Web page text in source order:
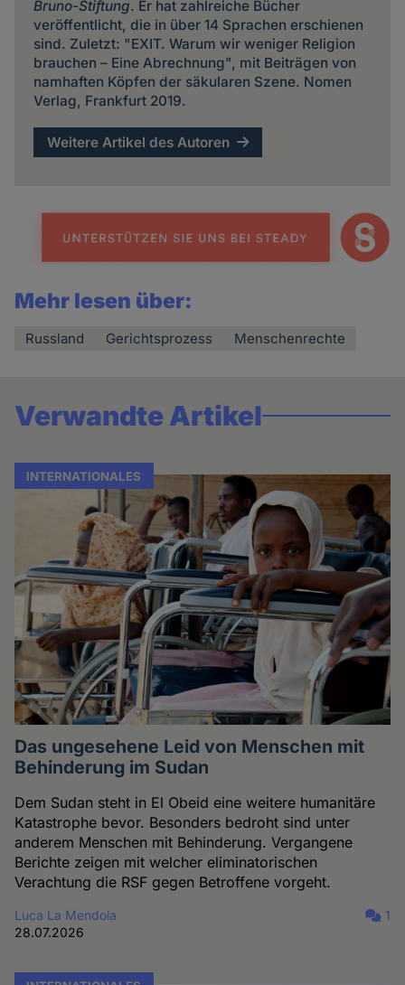
Bruno-Stiftung. Er hat zahlreiche Bücher
veröffentlicht, die in über 14 Sprachen erschienen
sind. Zuletzt: "EXIT. Warum wir weniger Religion
brauchen – Eine Abrechnung", mit Beiträgen von
namhaften Köpfen der säkularen Szene. Nomen
Verlag, Frankfurt 2019.
Weitere Artikel des Autoren
Mehr lesen über:
Russland Gerichtsprozess Menschenrechte
Verwandte Artikel
INTERNATIONALES
Das ungesehene Leid von Menschen mit
Behinderung im Sudan
Dem Sudan steht in El Obeid eine weitere humanitäre
Katastrophe bevor. Besonders bedroht sind unter
anderem Menschen mit Behinderung. Vergangene
Berichte zeigen mit welcher eliminatorischen
Verachtung die RSF gegen Betroffene vorgeht.
Luca La Mendola
28.07.2026
1